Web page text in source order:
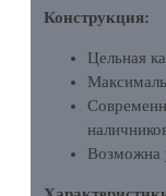
Конструкция:
Цельная
Возможна